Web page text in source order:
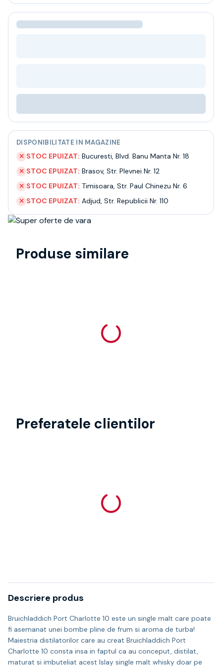
Ceai
Bacanie
Despre noi
Livrare
Termeni si conditii
Politica de confidentialitate
Intrebari frecvente
DISPONIBILITATE IN MAGAZINE
✕ STOC EPUIZAT: Bucuresti, Blvd. Banu Manta Nr. 18
✕ STOC EPUIZAT: Brasov, Str. Plevnei Nr. 12
✕ STOC EPUIZAT: Timisoara, Str. Paul Chinezu Nr. 6
✕ STOC EPUIZAT: Adjud, Str. Republicii Nr. 110
Produse similare
Preferatele clientilor
Descriere produs
Bruichladdich Port Charlotte 10 este un single malt care poate
fi asemanat unei bombe pline de frum si aroma de turba!
Maiestria distilatorilor care au creat Bruichladdich Port
Charlotte 10 consta insa in faptul ca au conceput, distilat,
maturat si imbuteliat acest Islay single malt whisky doar pe